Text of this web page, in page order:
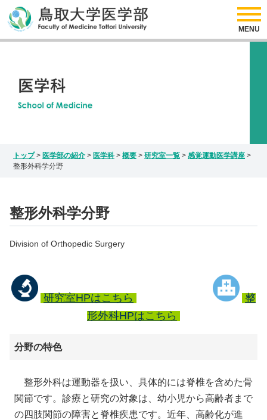
入試情報
研究情報
トップ > 医学部の紹介 > 医学科 > 概要 > 研究室一覧 > 感覚運動医学講座 >
整形外科学分野
整形外科学分野
Division of Orthopedic Surgery
研究室HPはこちら
整
形外科HPはこちら
分野の特色
整形外科は運動器を扱い、具体的には脊椎を含めた骨
関節です。診療と研究の対象は、幼小児から高齢者まで
の四肢関節の障害と脊椎疾患です。近年、高齢化が進